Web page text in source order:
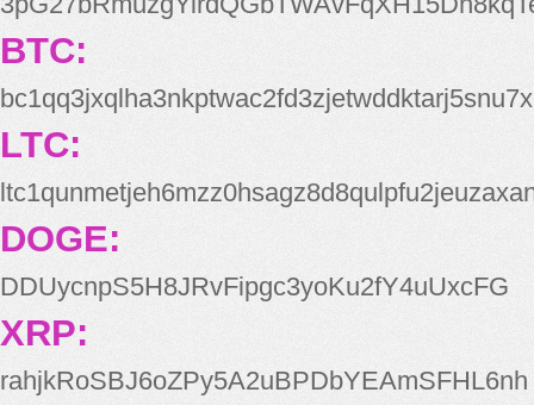
BTC:
bc1qq3jxqlha3nkptwac2fd3zjetwddktarj5snu7x
LTC:
DOGE:
DDUycnpS5H8JRvFipgc3yoKu2fY4uUxcFG
XRP:
rahjkRoSBJ6oZPy5A2uBPDbYEAmSFHL6nh